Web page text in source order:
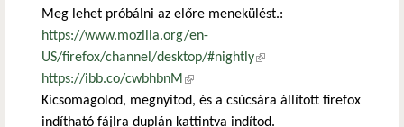
Meg lehet próbálni az előre menekülést.:
https://www.mozilla.org/en-
US/firefox/channel/desktop/#nightly(külső hivatkozás)
https://ibb.co/cwbhbnM (külső hivatkozás)
Kicsomagolod, megnyitod, és a csúcsára állított firefox
indítható fájlra duplán kattintva indítod.